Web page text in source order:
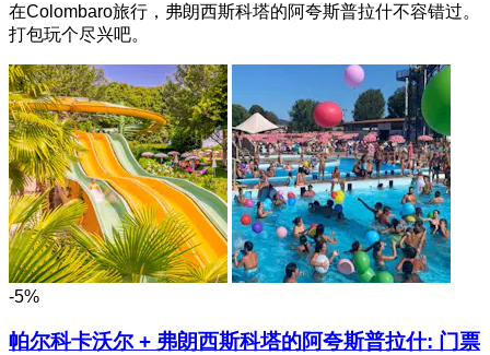
在Colombaro旅行，弗朗西斯科塔的阿夸斯普拉什不容错过。
打包玩个尽兴吧。
-5%
帕尔科卡沃尔 + 弗朗西斯科塔的阿夸斯普拉什: 门票